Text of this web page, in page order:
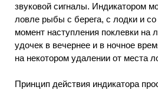
звуковой сигналы. Индикатором
ловле рыбы с берега, с лодки и
момент наступления поклевки на
удочек в вечернее и в ночное
на некотором удалении от места
Принцип действия индикатора